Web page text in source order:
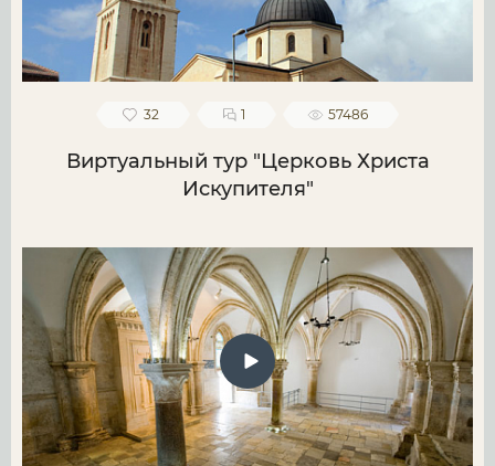
32 1 57486
Виртуальный тур "Церковь Христа
Искупителя"